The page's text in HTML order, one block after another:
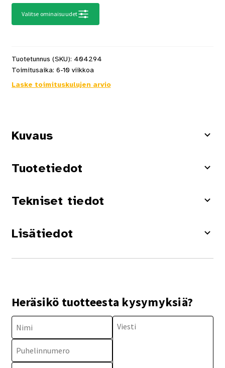
Valitse ominaisuudet
Tuotetunnus (SKU): 404294
Toimitusaika: 6-10 viikkoa
Laske toimituskulujen arvio
Kuvaus
Tuotetiedot
Tekniset tiedot
Lisätiedot
Heräsikö tuotteesta kysymyksiä?